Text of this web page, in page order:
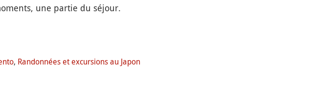
une partie du séjour.
, Randonnées et excursions au Japon